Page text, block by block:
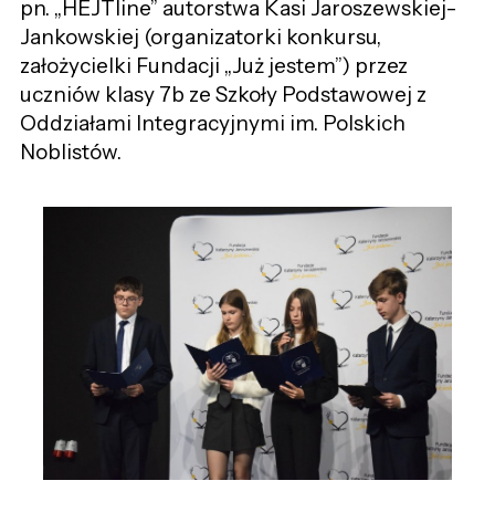
pn. „HEJTline” autorstwa Kasi Jaroszewskiej-
Jankowskiej (organizatorki konkursu,
założycielki Fundacji „Już jestem”) przez
uczniów klasy 7b ze Szkoły Podstawowej z
Oddziałami Integracyjnymi im. Polskich
Noblistów.